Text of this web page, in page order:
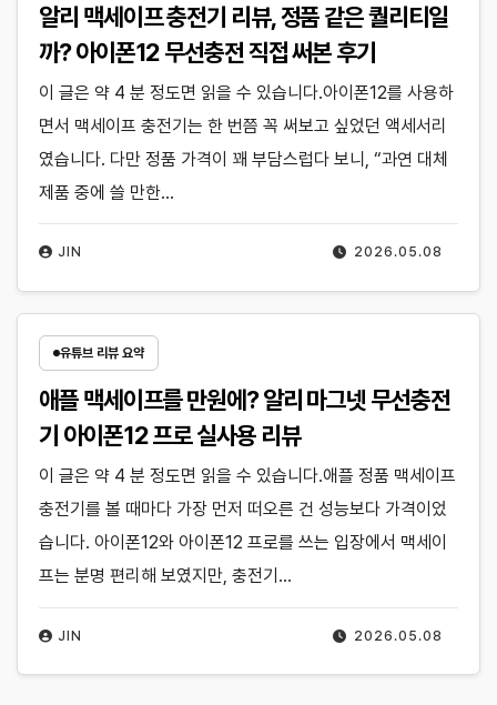
알리 맥세이프 충전기 리뷰, 정품 같은 퀄리티일
까? 아이폰12 무선충전 직접 써본 후기
2026.05.08
JIN
이 글은 약 4 분 정도면 읽을 수 있습니다.아이폰12를 사용하
면서 맥세이프 충전기는 한 번쯤 꼭 써보고 싶었던 액세서리
였습니다. 다만 정품 가격이 꽤 부담스럽다 보니, “과연 대체
제품 중에 쓸 만한…
유튜브 리뷰 요약
애플 맥세이프를 만원에? 알리 마그넷 무선충전
기 아이폰12 프로 실사용 리뷰
2026.05.08
JIN
이 글은 약 4 분 정도면 읽을 수 있습니다.애플 정품 맥세이프
충전기를 볼 때마다 가장 먼저 떠오른 건 성능보다 가격이었
습니다. 아이폰12와 아이폰12 프로를 쓰는 입장에서 맥세이
프는 분명 편리해 보였지만, 충전기…